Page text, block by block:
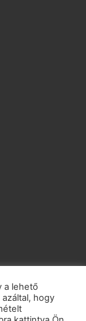
a lehető
hogy